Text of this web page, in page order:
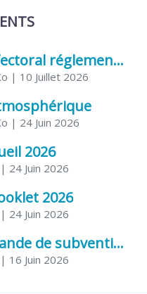
Arrêté préfectoral réglementant l’usage de l’eau
| 10 Juillet 2026
| 24 Juin 2026
2026
| 24 Juin 2026
2026
| 24 Juin 2026
CERFA demande de subvention association
| 16 Juin 2026